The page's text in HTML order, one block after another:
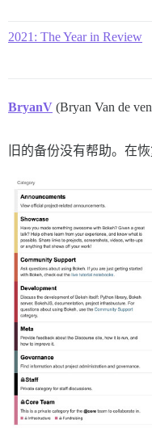
2021: The Year in Review
BryanV (Bryan Van de
旧的备份没有帮助。在